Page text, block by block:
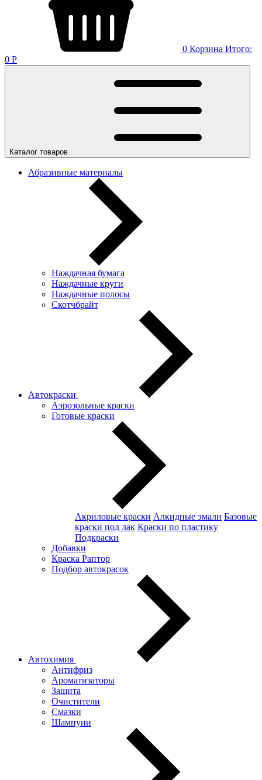
0 Корзина Итого:
0 Р
Каталог товаров
Абразивные материалы
Наждачная бумага
Наждачные круги
Наждачные полосы
Скотчбрайт
Автокраски
Аэрозольные краски
Готовые краски
Акриловые краски Алкидные эмали Базовые
краски под лак Краски по пластику
Подкраски
Добавки
Краска Раптор
Подбор автокрасок
Автохимия
Антифриз
Ароматизаторы
Защита
Очистители
Смазки
Шампуни